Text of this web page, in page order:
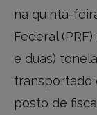
na quinta-
Federal
e duas)
transportado
posto de